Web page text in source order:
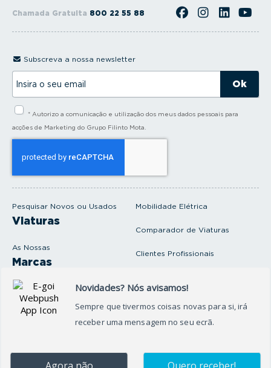
Chamada Gratuita 800 22 55 88
Pesquisar Novos ou Usados
Viaturas
As Nossas
Marcas
Produtos e serviços
Oficina
Mobilidade Elétrica
Comparador de Viaturas
Clientes Profissionais
Seguros Protector
Subscreva a nossa newsletter
s
* Autorizo a comunicação e utilização dos meus dados pessoais para
acções de Marketing do Grupo Filinto Mota.